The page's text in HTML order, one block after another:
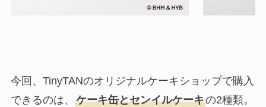
今回、TinyTANのオリジナルケーキショップで購入
できるのは、 ケーキ缶とセンイルケーキの2種類。